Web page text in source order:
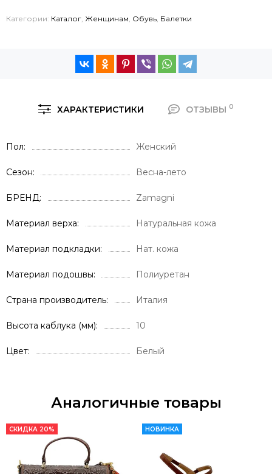
Категории: Каталог Женщинам Обувь Балетки
ХАРАКТЕРИСТИКИ ОТЗЫВЫ 0
Пол Женский
Сезон Весна-лето
БРЕНД Zamagni
Материал верха Натуральная кожа
Материал подкладки Нат. кожа
Материал подошвы Полиуретан
Страна производитель Италия
Высота каблука (мм) 10
Цвет Белый
Аналогичные товары
СКИДКА 20% НОВИНКА